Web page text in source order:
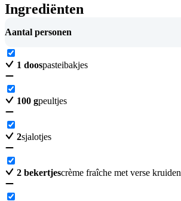
Ingrediënten
Aantal personen
1 doospasteibakjes
100 gpeultjes
2sjalotjes
2 bekertjescrème fraîche met verse kruiden